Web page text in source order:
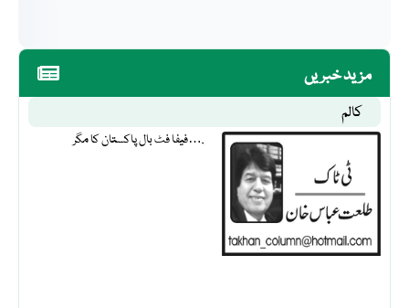
مزید خبریں
کالم
فیفا فٹ بال پاکستان کا مگر….